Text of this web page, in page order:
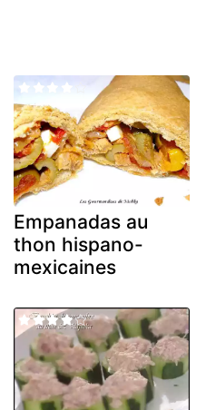
Empanadas au
thon hispano-
mexicaines